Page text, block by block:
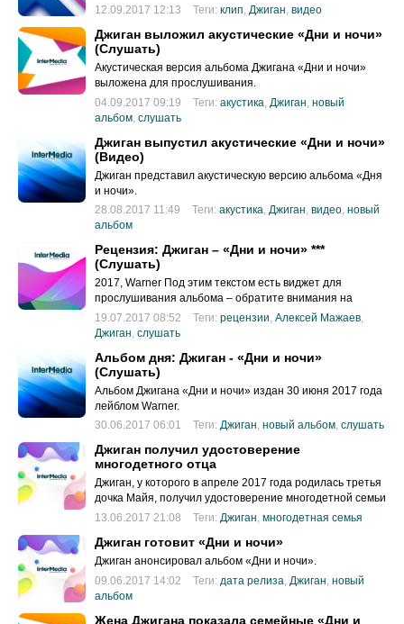
12.09.2017 12:13
Теги: клип, Джиган, видео
Джиган выложил акустические «Дни и ночи»
(Слушать)
Акустическая версия альбома Джигана «Дни и ночи»
выложена для прослушивания.
04.09.2017 09:19
Теги: акустика Джиган новый
альбом слушать
Джиган выпустил акустические «Дни и ночи»
(Видео)
Джиган представил акустическую версию альбома «Дня
и ночи».
28.08.2017 11:49
Теги: акустика, Джиган, видео, новый
альбом
Рецензия: Джиган – «Дни и ночи» ***
(Слушать)
2017, Warner Под этим текстом есть виджет для
прослушивания альбома – обратите внимания на
продолжительность треков: каждый либо чуть меньше
трёх минут, либо чуть больше.
19.07.2017 08:52 Теги: рецензии Алексей Мажаев
Джиган слушать
Альбом дня: Джиган - «Дни и ночи»
(Слушать)
Альбом Джигана «Дни и ночи» издан 30 июня 2017 года
лейблом Warner.
30.06.2017 06:01
Теги: Джиган, новый альбом, слушать
Джиган получил удостоверение
многодетного отца
Джиган, у которого в апреле 2017 года родилась третья
дочка Майя, получил удостоверение многодетной семьи
города Москвы и официально стал многодетным отцом.
13.06.2017 21:08 Теги: Джиган, многодетная семья
Джиган готовит «Дни и ночи»
Джиган анонсировал альбом «Дни и ночи».
09.06.2017 14:02
Теги: дата релиза, Джиган, новый
альбом
Жена Джигана показала семейные «Дни и